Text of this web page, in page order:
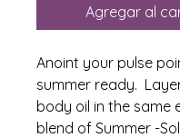
Agregar al
Anoint your pulse
summer ready.
body oil in the same
blend of Summer -